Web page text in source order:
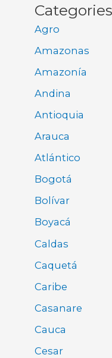
Categories
Agro
Amazonas
Amazonía
Andina
Antioquia
Arauca
Atlántico
Bogotá
Bolívar
Boyacá
Caldas
Caquetá
Caribe
Casanare
Cauca
Cesar